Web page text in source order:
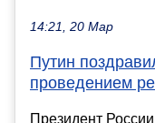
14:21, 20 Мар
Путин
проведением
Президент